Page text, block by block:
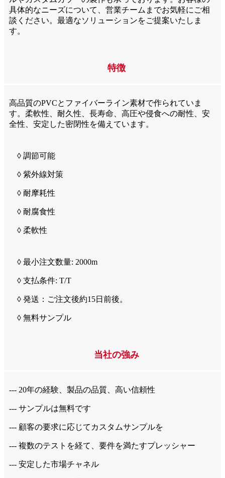
具体的なニーズについて、営業チームまでお気軽にご相
談ください。最適なソリューションをご提案いたしま
す。
特徴
高品質のPVCとファイバーライン素材で作られていま
す。柔軟性、耐久性、長寿命、高圧や侵食への耐性、安
全性、安定した密閉性を備えています。
◊ 調節可能
◊ 紫外線対策
◊ 耐摩耗性
◊ 耐腐食性
◊ 柔軟性
◊ 最小注文数量: 2000m
◊ 支払条件: T/T
◊ 発送：ご注文後約15日前後。
◊ 無料サンプル
当社の強み
--- 20年の経験、製品の品質、高い信頼性
--- サンプルは無料です
--- 顧客の要求に応じてカスタムサンプルを
--- 複数のテストを経て、要件を満たすプレッシャー
--- 安定した市場チャネル